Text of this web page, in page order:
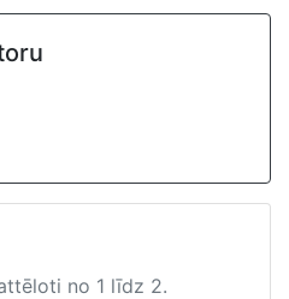
no 1 līdz 2.